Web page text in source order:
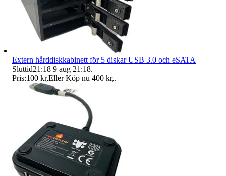
Extern hårddiskkabinett för 5 diskar USB 3.0 och eSATA
Sluttid21:18 9 aug 21:18.
Pris:100 kr,Eller Köp nu 400 kr,.